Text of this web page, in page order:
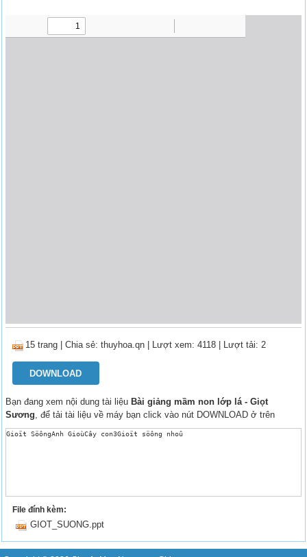
15 trang |Chia sẻ:thuyhoa.qn | Lượt xem: 4118 | Lượt tải: 2
DOWNLOAD
Bạn đang xem nội dung tài liệu Bài giảng mầm non lớp lá - Giọt
Sương, để tải tài liệu về máy bạn click vào nút DOWNLOAD ở trên
Gioït SöôngAnh GioùCây con3Gioït söông nhoû
File đính kèm:
GIOT_SUONG.ppt